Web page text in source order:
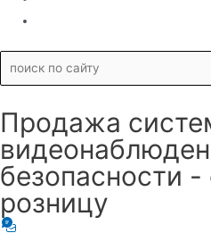
Продажа
безопасности
розницу